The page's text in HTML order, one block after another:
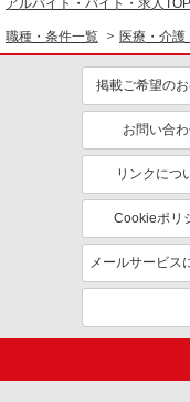
アルバイト・バイト・求人TOP
職種・条件一覧 医療・介護
掲載ご希望の
お問い合
リンクにつ
Cookieポリ
メールサービス